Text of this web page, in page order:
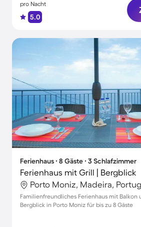
pro Nacht
5.0
Ferienhaus ∙ 8 Gäste ∙ 3 Schlafzimmer
Ferienhaus mit Grill | Bergblick
Porto Moniz, Madeira,
Familienfreundliches Ferienhaus mit Balkon
Bergblick in Porto Moniz für bis zu 8 Gäste